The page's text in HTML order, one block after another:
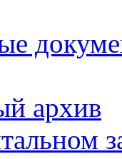
архив